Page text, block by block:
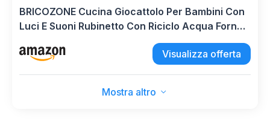
BRICOZONE Cucina Giocattolo Per Bambini Con
Luci E Suoni Rubinetto Con Riciclo Acqua Forno E
Fornelli Apribili 50 Accessori Inclusi In Plastica
ABS (Verde)
Visualizza offerta
Mostra altro